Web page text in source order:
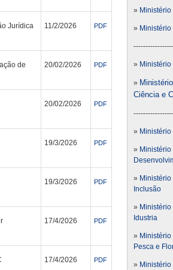
Jurídica
11/2/2026 PDF
de
20/02/2026 PDF
20/02/2026 PDF
19/3/2026 PDF
19/3/2026 PDF
17/4/2026 PDF
17/4/2026 PDF
» Ministério
» Ministério
»
»
Ciência e
» Ministério
» Ministério
»
Inclusão
» Ministério
Idustria
» Ministério
Pesca e
»